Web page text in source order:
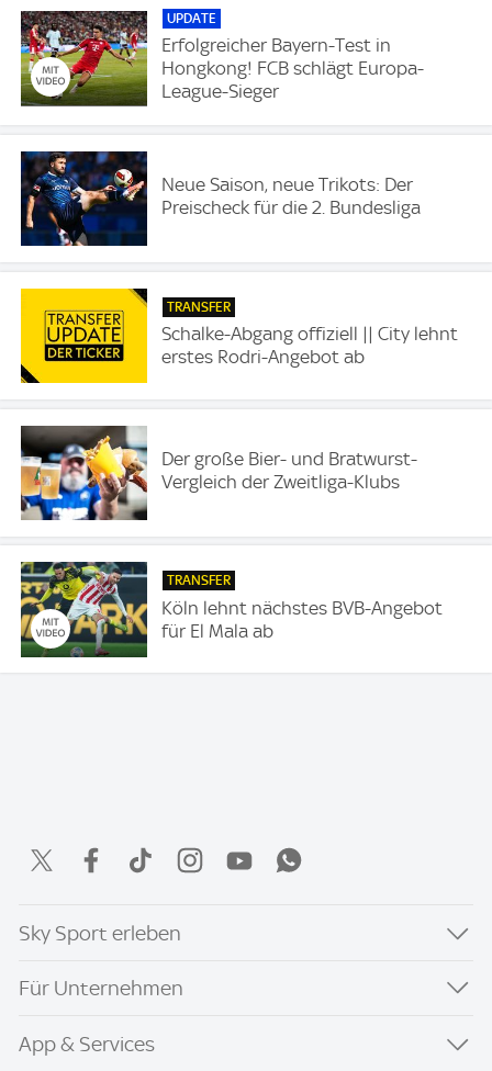
UPDATE
Erfolgreicher Bayern-Test in
Hongkong! FCB schlägt Europa-
League-Sieger
Neue Saison, neue Trikots: Der
Preischeck für die 2. Bundesliga
TRANSFER
Schalke-Abgang offiziell || City lehnt
erstes Rodri-Angebot ab
Der große Bier- und Bratwurst-
Vergleich der Zweitliga-Klubs
TRANSFER
Köln lehnt nächstes BVB-Angebot
für El Mala ab
Sky Sport erleben
Für Unternehmen
App & Services